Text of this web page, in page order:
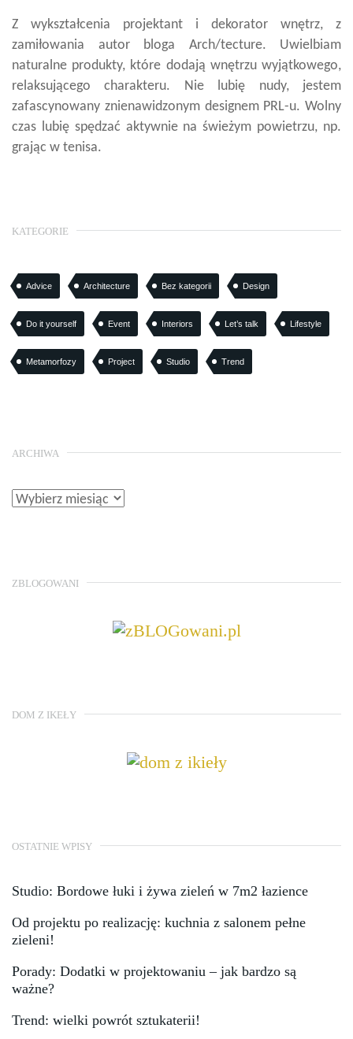
Z wykształcenia projektant i dekorator wnętrz, z
zamiłowania autor bloga Arch/tecture. Uwielbiam
naturalne produkty, które dodają wnętrzu wyjątkowego,
relaksującego charakteru. Nie lubię nudy, jestem
zafascynowany znienawidzonym designem PRL-u. Wolny
czas lubię spędzać aktywnie na świeżym powietrzu, np.
grając w tenisa.
KATEGORIE
Advice Architecture Bez kategorii Design
Do it yourself Event Interiors Let’s talk Lifestyle
Metamorfozy Project Studio Trend
ARCHIWA
ZBLOGOWANI
DOM Z IKEŁY
OSTATNIE WPISY
Studio: Bordowe łuki i żywa zieleń w 7m2 łazience
Od projektu po realizację: kuchnia z salonem pełne
zieleni!
Porady: Dodatki w projektowaniu – jak bardzo są
ważne?
Trend: wielki powrót sztukaterii!